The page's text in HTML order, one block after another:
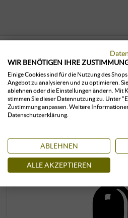
KUNDEN, DIE DIESES
GEKAUFT HABEN,
WIR BENÖTIGEN IHRE
Einige Cookies sind für die Nutzung des
Angebot zu analysieren und zu optimieren.
ablehnen oder die Einstellungen ändern. Mit
stimmen Sie dieser Datennutzung zu. Unter
Zustimmung anpassen. Weitere
Datenschutzerklärung.
ABLEHNEN
ALLE AKZEPTIEREN